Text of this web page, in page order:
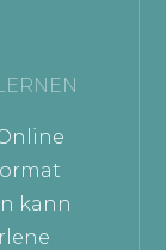
kann